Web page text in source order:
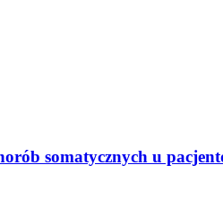
somatycznych u